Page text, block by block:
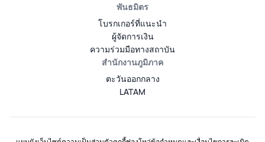
พันธมิตร
โบรกเกอร์ที่แนะนำ
ผู้จัดการเงิน
ความร่วมมือทางสถาบัน
สำนักงานภูมิภาค
ตะวันออกกลาง
LATAM